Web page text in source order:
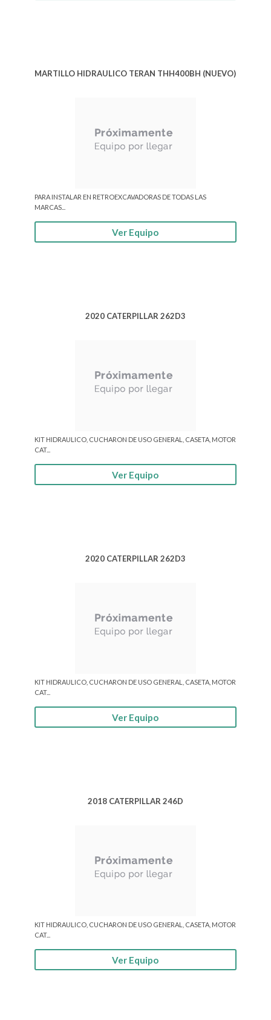
MARTILLO HIDRAULICO TERAN THH400BH (NUEVO)
PARA INSTALAR EN RETROEXCAVADORAS DE TODAS LAS
MARCAS...
Ver Equipo
2020 CATERPILLAR 262D3
KIT HIDRAULICO, CUCHARON DE USO GENERAL, CASETA, MOTOR
CAT...
Ver Equipo
2020 CATERPILLAR 262D3
KIT HIDRAULICO, CUCHARON DE USO GENERAL, CASETA, MOTOR
CAT...
Ver Equipo
2018 CATERPILLAR 246D
KIT HIDRAULICO, CUCHARON DE USO GENERAL, CASETA, MOTOR
CAT...
Ver Equipo